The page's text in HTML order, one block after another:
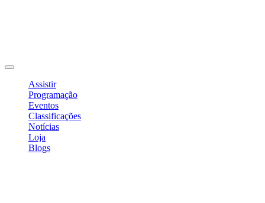
Assistir
Programação
Eventos
Classificações
Notícias
Loja
Blogs